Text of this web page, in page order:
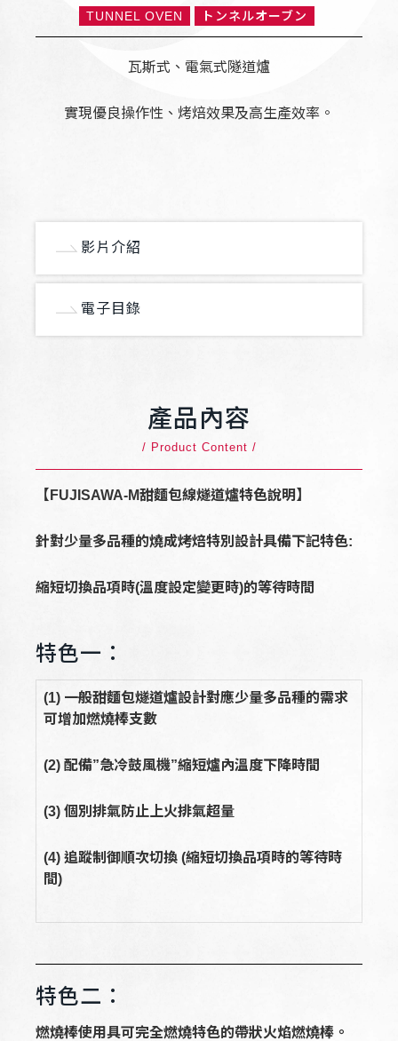
TUNNEL OVEN トンネルオーブン
瓦斯式、電氣式隧道爐
實現優良操作性、烤焙效果及高生產效率。
影片介紹
電子目錄
產品內容
/ Product Content /
【FUJISAWA-M甜麵包線燧道爐特色說明】
針對少量多品種的燒成烤焙特別設計具備下記特色:
縮短切換品項時(溫度設定變更時)的等待時間
特色一：
(1) 一般甜麵包燧道爐設計對應少量多品種的需求
可增加燃燒棒支數
(2) 配備”急冷鼓風機”縮短爐內溫度下降時間
(3) 個別排氣防止上火排氣超量
(4) 追蹤制御順次切換 (縮短切換品項時的等待時
間)
特色二：
燃燒棒使用具可完全燃燒特色的帶狀火焰燃燒棒。